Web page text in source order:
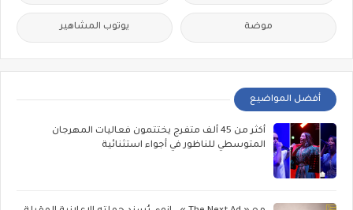
موضة يوتوب المشاهير
أفضل المواضيع
أكثر من 45 ألف متفرج يختتمون فعاليات المهرجان
المتوسطي للناظور في أجواء استثنائية